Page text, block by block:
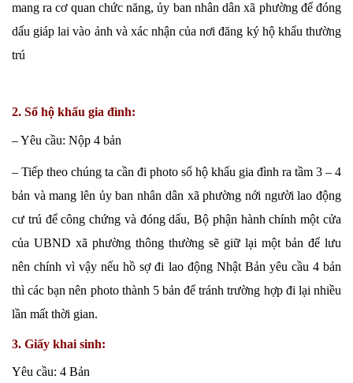
mang ra cơ quan chức năng, ủy ban nhân dân xã phường để đóng
dấu giáp lai vào ảnh và xác nhận của nơi đăng ký hộ khẩu thường
trú
2. Sổ hộ khẩu gia đình:
– Yêu cầu: Nộp 4 bản
– Tiếp theo chúng ta cần đi photo sổ hộ khẩu gia đình ra tầm 3 – 4
bản và mang lên ủy ban nhân dân xã phường nới người lao động
cư trú để công chứng và đóng dấu, Bộ phận hành chính một cửa
của UBND xã phường thông thường sẽ giữ lại một bản để lưu
nên chính vì vậy nếu hồ sợ đi lao động Nhật Bản yêu cầu 4 bản
thì các bạn nên photo thành 5 bản để tránh trường hợp đi lại nhiều
lần mất thời gian.
3. Giấy khai sinh:
Yêu cầu: 4 Bản